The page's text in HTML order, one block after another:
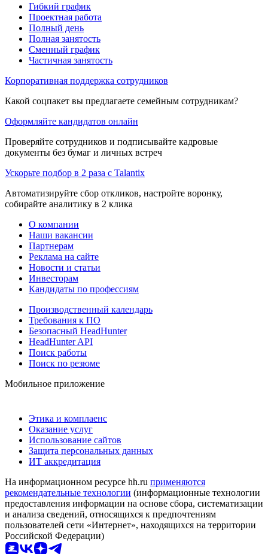
Гибкий график
Проектная работа
Полный день
Полная занятость
Сменный график
Частичная занятость
Корпоративная поддержка сотрудников
Какой соцпакет вы предлагаете семейным сотрудникам?
Оформляйте кандидатов онлайн
Проверяйте сотрудников и подписывайте кадровые
документы без бумаг и личных встреч
Ускорьте подбор в 2 раза с Talantix
Автоматизируйте сбор откликов, настройте воронку,
собирайте аналитику в 2 клика
О компании
Наши вакансии
Партнерам
Реклама на сайте
Новости и статьи
Инвесторам
Кандидаты по профессиям
Производственный календарь
Требования к ПО
Безопасный HeadHunter
HeadHunter API
Поиск работы
Поиск по резюме
Мобильное приложение
Этика и комплаенс
Оказание услуг
Использование сайтов
Защита персональных данных
ИТ аккредитация
На информационном ресурсе hh.ru применяются
рекомендательные технологии (информационные технологии
предоставления информации на основе сбора, систематизации
и анализа сведений, относящихся к предпочтениям
пользователей сети «Интернет», находящихся на территории
Российской Федерации)